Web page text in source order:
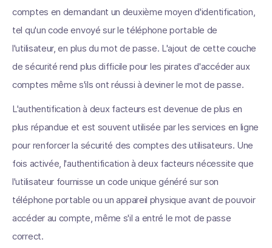
comptes en demandant un deuxième moyen d'identification,
tel qu'un code envoyé sur le téléphone portable de
l'utilisateur, en plus du mot de passe. L'ajout de cette couche
de sécurité rend plus difficile pour les pirates d'accéder aux
comptes même s'ils ont réussi à deviner le mot de passe.
L'authentification à deux facteurs est devenue de plus en
plus répandue et est souvent utilisée par les services en ligne
pour renforcer la sécurité des comptes des utilisateurs. Une
fois activée, l'authentification à deux facteurs nécessite que
l'utilisateur fournisse un code unique généré sur son
téléphone portable ou un appareil physique avant de pouvoir
accéder au compte, même s'il a entré le mot de passe
correct.